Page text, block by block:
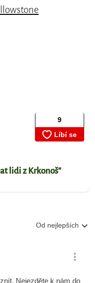
lidi z Krkonoš“